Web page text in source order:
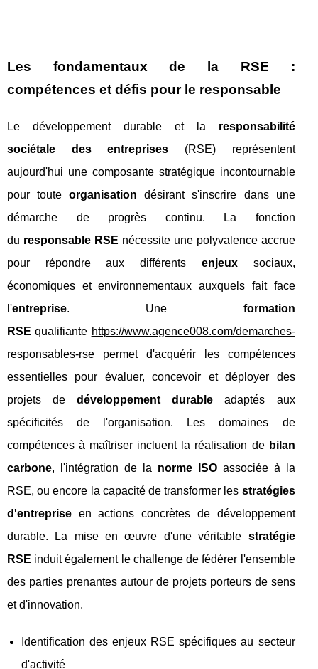
Les fondamentaux de la RSE :
compétences et défis pour le responsable
Le développement durable et la responsabilité
sociétale des entreprises (RSE) représentent
aujourd'hui une composante stratégique incontournable
pour touteorganisation désirant s'inscrire dans une
démarche de progrès continu. La fonction
du responsable RSE nécessite une polyvalence accrue
pour répondre aux différents enjeuxsociaux,
économiques et environnementaux auxquels fait face
l'entreprise. Une formation
RSE qualifiante https://www.agence008.com/demarches-
responsables-rse permet d'acquérir les compétences
essentielles pour évaluer, concevoir et déployer des
projets dedéveloppement durable adaptés aux
spécificités de l'organisation. Les domaines de
compétences à maîtriser incluent la réalisation de bilan
carbone, l'intégration de la norme ISOassociée à la
RSE, ou encore la capacité de transformer les stratégies
d'entreprise en actions concrètes de développement
durable. La mise en œuvre d'une véritable stratégie
RSE induit également le challenge de fédérer l'ensemble
des parties prenantes autour de projets porteurs de sens
et d'innovation.
Identification des enjeux RSE spécifiques au secteur
d'activité